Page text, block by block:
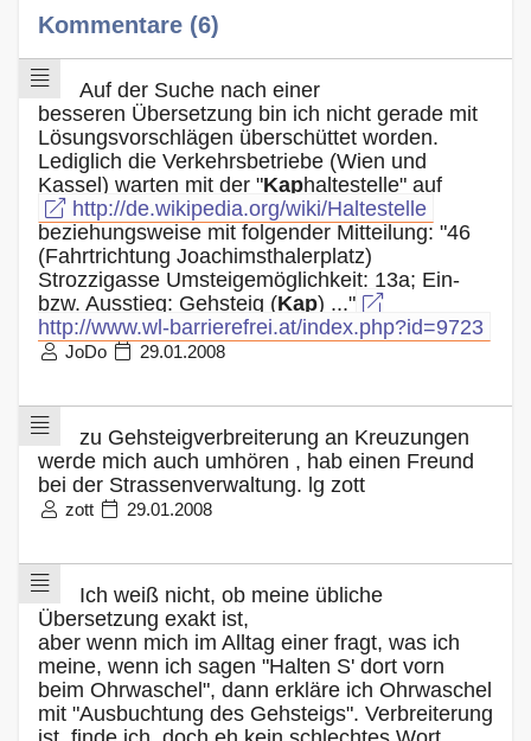
Kommentare (6)
Auf der Suche nach einer
besseren Übersetzung bin ich nicht gerade mit
Lösungsvorschlägen überschüttet worden.
Lediglich die Verkehrsbetriebe (Wien und
Kassel) warten mit der "Kaphaltestelle" auf
http://de.wikipedia.org/wiki/Haltestelle
beziehungsweise mit folgender Mitteilung: "46
(Fahrtrichtung Joachimsthalerplatz)
Strozzigasse Umsteigemöglichkeit: 13a; Ein-
bzw. Ausstieg: Gehsteig (Kap) ..."
http://www.wl-barrierefrei.at/index.php?id=9723
JoDo 29.01.2008
zu Gehsteigverbreiterung an Kreuzungen
werde mich auch umhören , hab einen Freund
bei der Strassenverwaltung. lg zott
zott 29.01.2008
Ich weiß nicht, ob meine übliche
Übersetzung exakt ist,
aber wenn mich im Alltag einer fragt, was ich
meine, wenn ich sagen "Halten S' dort vorn
beim Ohrwaschel", dann erkläre ich Ohrwaschel
mit "Ausbuchtung des Gehsteigs". Verbreiterung